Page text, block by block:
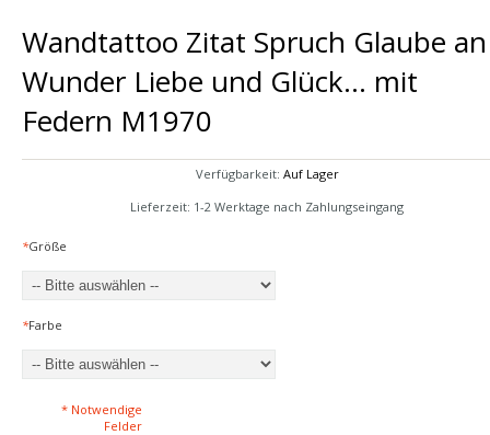
Wandtattoo Zitat Spruch Glaube an
Wunder Liebe und Glück... mit
Federn M1970
Verfügbarkeit: Auf Lager
Lieferzeit: 1-2 Werktage nach Zahlungseingang
*Größe
*Farbe
* Notwendige
Felder